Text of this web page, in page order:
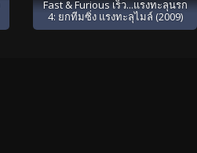
Fast & Furious เร็ว...แรงทะลุนรก
4: ยกทีมซิ่ง แรงทะลุไมล์ (2009)